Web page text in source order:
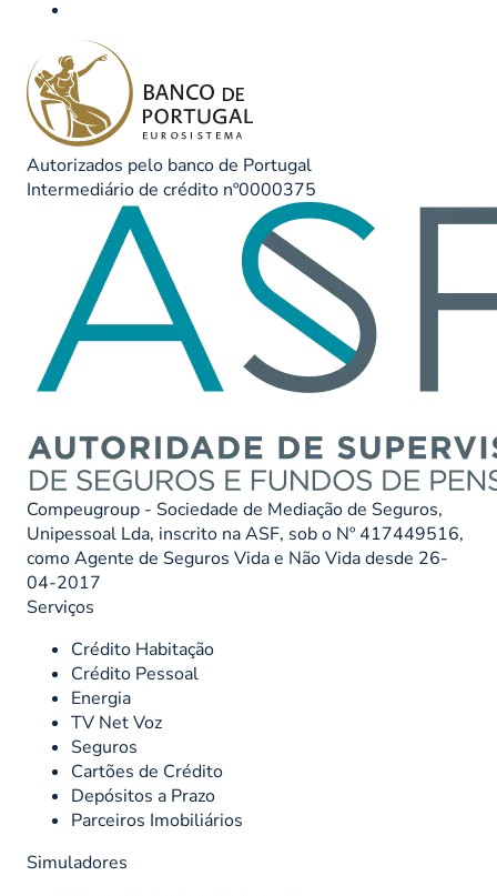
Autorizados pelo banco de Portugal
Intermediário de crédito nº0000375
Compeugroup - Sociedade de Mediação de Seguros,
Unipessoal Lda, inscrito na ASF, sob o Nº 417449516,
como Agente de Seguros Vida e Não Vida desde 26-
04-2017
Serviços
Crédito Habitação
Crédito Pessoal
Energia
TV Net Voz
Seguros
Cartões de Crédito
Depósitos a Prazo
Parceiros Imobiliários
Simuladores